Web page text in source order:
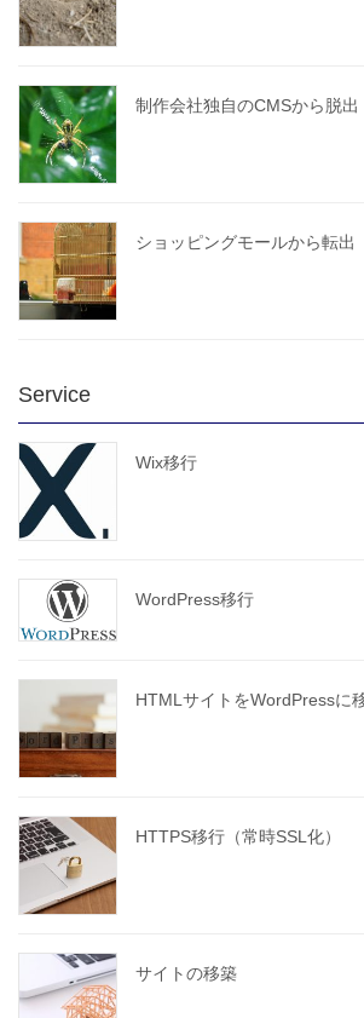
制作会社独自のCMSから脱出
ショッピングモールから転出
Service
Wix移行
WordPress移行
HTMLサイトをWordPressに
HTTPS移行（常時SSL化）
サイトの移築